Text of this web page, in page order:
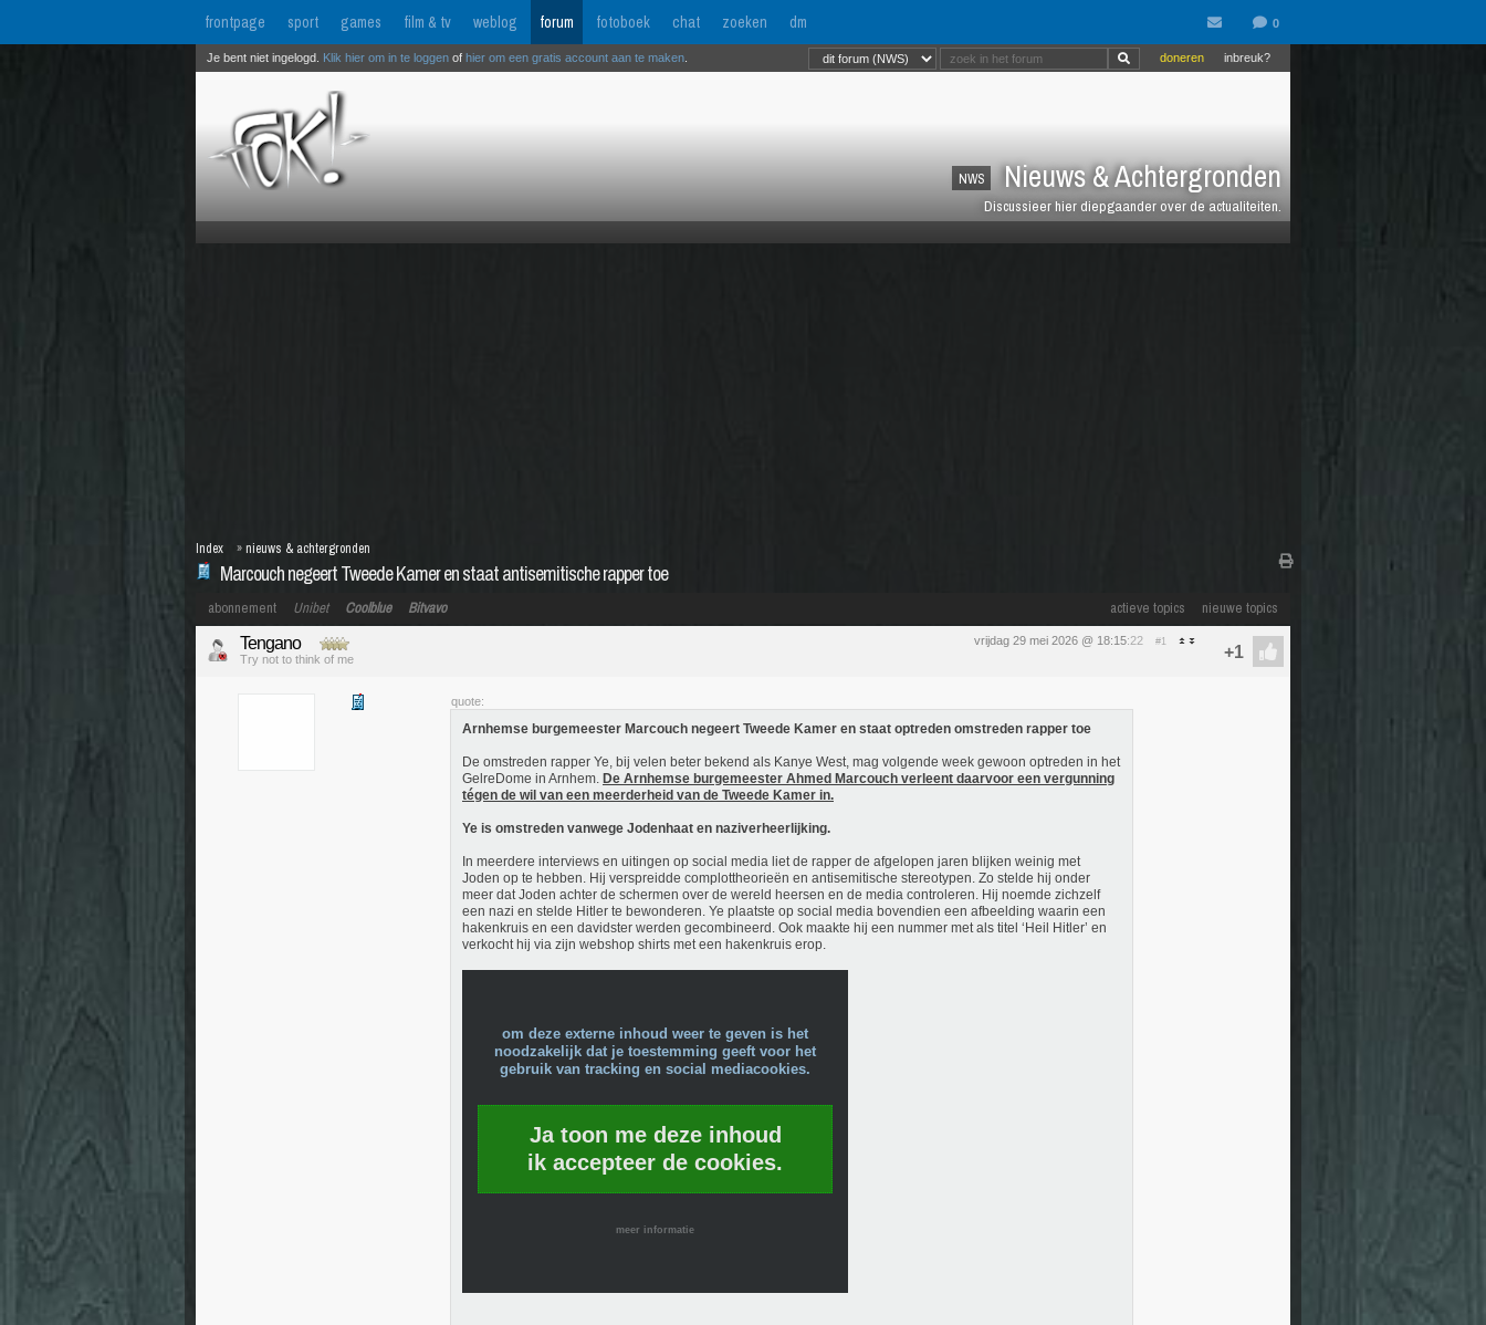
frontpage sport games film & tv weblog forum fotoboek chat zoeken dm
NWS Nieuws & Achtergronden
Discussieer hier diepgaander over de actualiteiten.
inbreuk?
doneren
Je bent niet ingelogd. Klik hier om in te loggen of hier om een gratis account aan te maken
Marcouch negeert Tweede Kamer en staat antisemitische rapper toe
Index » nieuws & achtergronden
actieve topics nieuwe topics
abonnement Unibet Coolblue Bitvavo
vrijdag 29 mei 2026 @ 18:15:22 #1
Tengano
Try not to think of me
quote:
Arnhemse burgemeester Marcouch negeert Tweede Kamer en staat optreden omstreden rapper toe
De omstreden rapper Ye, bij velen beter bekend als Kanye West, mag volgende week gewoon optreden in het
GelreDome in Arnhem. De Arnhemse burgemeester Ahmed Marcouch verleent daarvoor een vergunning
tégen de wil van een meerderheid van de Tweede Kamer in.
Ye is omstreden vanwege Jodenhaat en naziverheerlijking.
In meerdere interviews en uitingen op social media liet de rapper de afgelopen jaren blijken weinig met
Joden op te hebben. Hij verspreidde complottheorieën en antisemitische stereotypen. Zo stelde hij onder
meer dat Joden achter de schermen over de wereld heersen en de media controleren. Hij noemde zichzelf
een nazi en stelde Hitler te bewonderen. Ye plaatste op social media bovendien een afbeelding waarin een
hakenkruis en een davidster werden gecombineerd. Ook maakte hij een nummer met als titel ‘Heil Hitler’ en
verkocht hij via zijn webshop shirts met een hakenkruis erop.
om deze externe inhoud weer te geven is het
noodzakelijk dat je toestemming geeft voor het
gebruik van tracking en social mediacookies.
Ja toon me deze inhoud
ik accepteer de cookies.
meer informatie